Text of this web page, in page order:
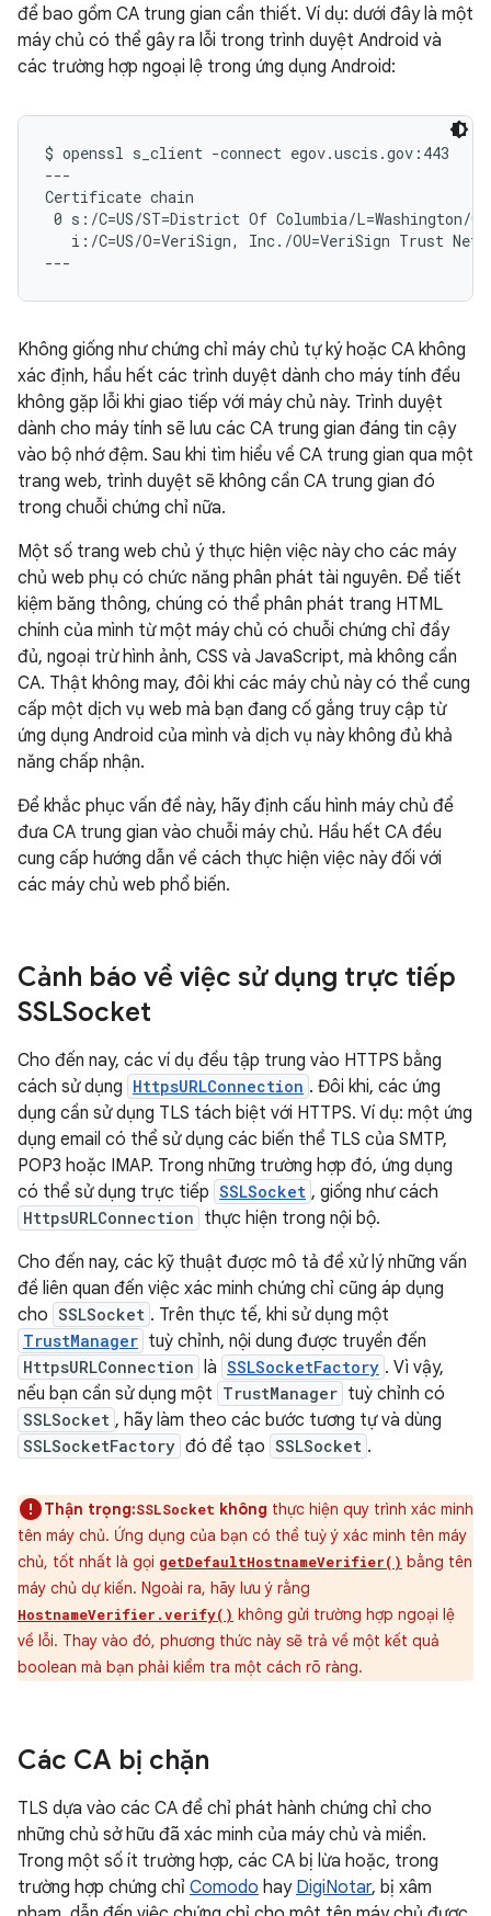
để bao gồm CA trung gian cần thiết. Ví dụ: dưới đây là một
máy chủ có thể gây ra lỗi trong trình duyệt Android và
các trường hợp ngoại lệ trong ứng dụng Android:
$ openssl s_client -connect egov.uscis.gov:443
---
Certificate chain
0 s:/C=US/ST=District Of Columbia/L=Washington/
i:/C=US/O=VeriSign, Inc./OU=VeriSign Trust
Không giống như chứng chỉ máy chủ tự ký hoặc CA không
xác định, hầu hết các trình duyệt dành cho máy tính đều
không gặp lỗi khi giao tiếp với máy chủ này. Trình duyệt
dành cho máy tính sẽ lưu các CA trung gian đáng tin cậy
vào bộ nhớ đệm. Sau khi tìm hiểu về CA trung gian qua một
trang web, trình duyệt sẽ không cần CA trung gian đó
trong chuỗi chứng chỉ nữa.
Một số trang web chủ ý thực hiện việc này cho các máy
chủ web phụ có chức năng phân phát tài nguyên. Để tiết
kiệm băng thông, chúng có thể phân phát trang HTML
chính của mình từ một máy chủ có chuỗi chứng chỉ đầy
đủ, ngoại trừ hình ảnh, CSS và JavaScript, mà không cần
CA. Thật không may, đôi khi các máy chủ này có thể cung
cấp một dịch vụ web mà bạn đang cố gắng truy cập từ
ứng dụng Android của mình và dịch vụ này không đủ khả
năng chấp nhận.
Để khắc phục vấn đề này, hãy định cấu hình máy chủ để
đưa CA trung gian vào chuỗi máy chủ. Hầu hết CA đều
cung cấp hướng dẫn về cách thực hiện việc này đối với
các máy chủ web phổ biến.
Cảnh báo về việc sử dụng trực tiếp
SSLSocket
Cho đến nay, các ví dụ đều tập trung vào HTTPS bằng
cách sử dụng HttpsURLConnection . Đôi khi, các ứng
dụng cần sử dụng TLS tách biệt với HTTPS. Ví dụ: một ứng
dụng email có thể sử dụng các biến thể TLS của SMTP,
POP3 hoặc IMAP. Trong những trường hợp đó, ứng dụng
có thể sử dụng trực tiếp SSLSocket , giống như cách
HttpsURLConnection thực hiện trong nội bộ.
Cho đến nay, các kỹ thuật được mô tả để xử lý những vấn
đề liên quan đến việc xác minh chứng chỉ cũng áp dụng
cho SSLSocket . Trên thực tế, khi sử dụng một
TrustManager tuỳ chỉnh, nội dung được truyền đến
HttpsURLConnection là SSLSocketFactory . Vì vậy,
nếu bạn cần sử dụng một TrustManager tuỳ chỉnh có
SSLSocket , hãy làm theo các bước tương tự và dùng
SSLSocketFactory đó để tạo SSLSocket .
Thận trọng:SSLSocket không thực hiện quy trình xác minh
tên máy chủ. Ứng dụng của bạn có thể tuỳ ý xác minh tên máy
chủ, tốt nhất là gọi getDefaultHostnameVerifier() bằng tên
máy chủ dự kiến. Ngoài ra, hãy lưu ý rằng
HostnameVerifier.verify() không gửi trường hợp ngoại lệ
về lỗi. Thay vào đó, phương thức này sẽ trả về một kết quả
boolean mà bạn phải kiểm tra một cách rõ ràng.
Các CA bị chặn
TLS dựa vào các CA để chỉ phát hành chứng chỉ cho
những chủ sở hữu đã xác minh của máy chủ và miền.
Trong một số ít trường hợp, các CA bị lừa hoặc, trong
trường hợp chứng chỉ Comodo hay DigiNotar, bị xâm